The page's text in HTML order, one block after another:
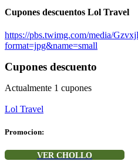
Cupones descuentos Lol Travel
https://pbs.twimg.com/media/
format=jpg&name=small
Cupones descuento
Actualmente 1 cupones
Lol Travel
Promocion:
VER CHOLLO